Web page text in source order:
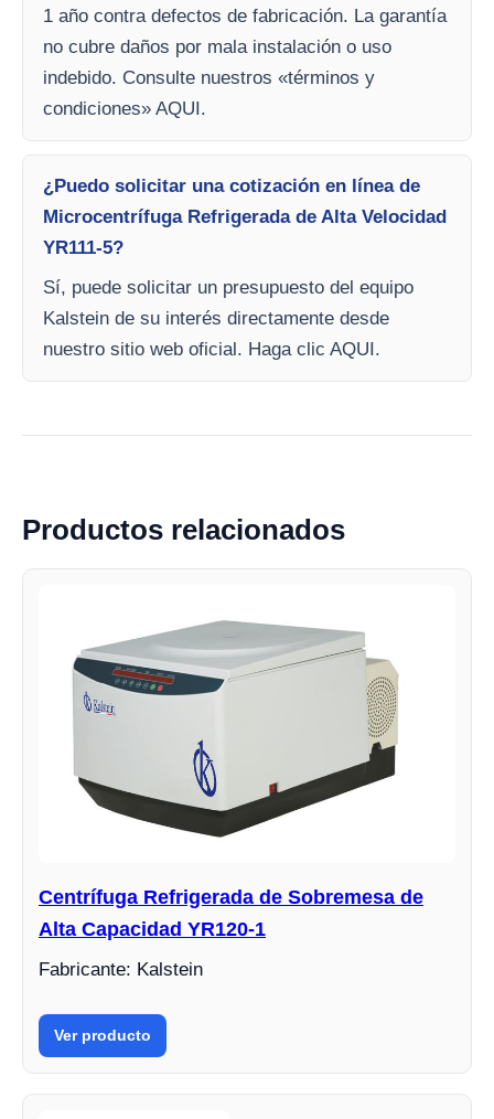
1 año contra defectos de fabricación. La garantía
no cubre daños por mala instalación o uso
indebido. Consulte nuestros «términos y
condiciones» AQUI.
¿Puedo solicitar una cotización en línea de
Microcentrífuga Refrigerada de Alta Velocidad
YR111-5?
Sí, puede solicitar un presupuesto del equipo
Kalstein de su interés directamente desde
nuestro sitio web oficial. Haga clic AQUI.
Productos relacionados
Centrífuga Refrigerada de Sobremesa de
Alta Capacidad YR120-1
Fabricante: Kalstein
Ver producto